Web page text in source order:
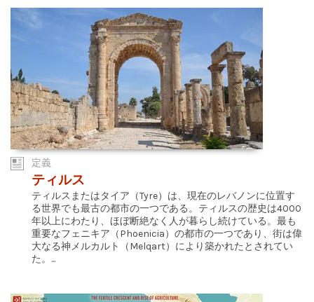
定義
ティルス
ティルスまたはタイア（Tyre）は、現在のレバノンに位置す
る世界でも最古の都市の一つである。ティルスの歴史は4000
年以上にわたり、ほぼ断絶なく人が暮らし続けている。最も
重要なフェニキア（Phoenicia）の都市の一つであり、街は偉
大なる神メルカルト（Melqart）により築かれたとされてい
た。...